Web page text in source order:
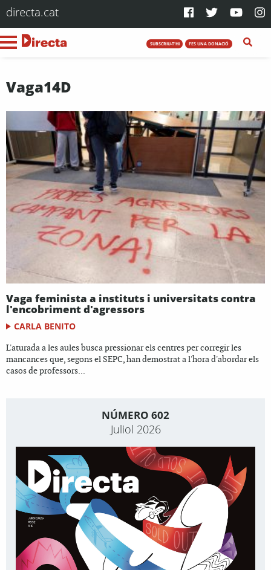
directa.cat
SUBSCRIU-T'HI FES UNA DONACIÓ
Vaga14D
Vaga feminista a instituts i universitats contra
l'encobriment d'agressors
CARLA BENITO
L'aturada a les aules busca pressionar els centres per corregir les
mancances que, segons el SEPC, han demostrat a l'hora d'abordar els
casos de professors...
NÚMERO 602
Juliol 2026